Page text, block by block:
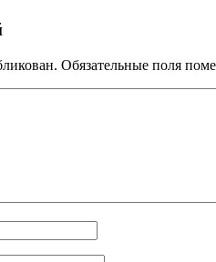
Обязательные поля